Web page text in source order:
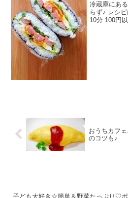
冷蔵庫にあ
らず♪ レシ
10分 100円
おうちカフ
のコツも♪
子ども大好き☆簡単＆野菜たっぷり♡ポ